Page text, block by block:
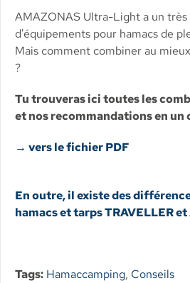
AMAZONAS Ultra-Light a un très
d'équipements pour hamacs de
Mais comment combiner au
?
Tu trouveras ici toutes les
et nos recommandations en
→ vers le fichier PDF
En outre, il existe des
hamacs et tarps TRAVELLER
Tags: Hamaccamping, Conseils